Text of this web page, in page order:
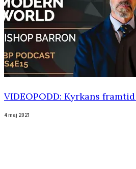
VIDEOPODD: Kyrkans
4 maj 2021